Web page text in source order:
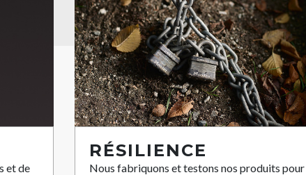
et de
RÉSILIENCE
Nous fabriquons et testons nos produits pour